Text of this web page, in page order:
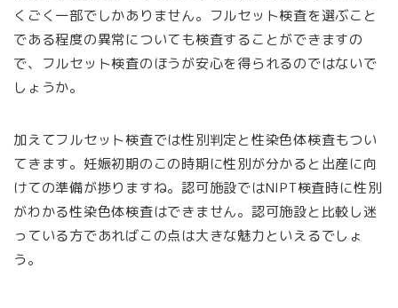
くごく一部でしかありません。フルセット検査を選ぶこと
である程度の異常についても検査することができますの
で、フルセット検査のほうが安心を得られるのではないで
しょうか。
加えてフルセット検査では性別判定と性染色体検査もつい
てきます。妊娠初期のこの時期に性別が分かると出産に向
けての準備が捗りますね。認可施設ではNIPT検査時に性別
がわかる性染色体検査はできません。認可施設と比較し迷
っている方であればこの点は大きな魅力といえるでしょ
う。